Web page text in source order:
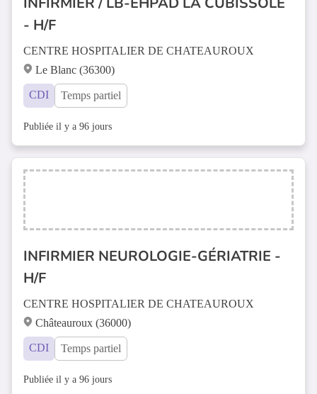
- H/F
CENTRE HOSPITALIER DE CHATEAUROUX
Le Blanc (36300)
CDI Temps partiel
Publiée il y a 96 jours
INFIRMIER NEUROLOGIE-GÉRIATRIE -
H/F
CENTRE HOSPITALIER DE CHATEAUROUX
Châteauroux (36000)
CDI Temps partiel
Publiée il y a 96 jours